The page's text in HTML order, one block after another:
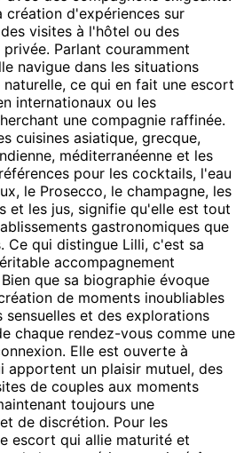
création d'expériences sur
visites à l'hôtel ou des
Parlant couramment
navigue dans les situations
ce qui en fait une escort
internationaux ou les
une compagnie raffinée.
cuisines asiatique, grecque,
méditerranéenne et les
pour les cocktails, l'eau
le Prosecco, le champagne, les
et les jus, signifie qu'elle est tout
gastronomiques que
Ce qui distingue Lilli, c'est sa
accompagnement
que sa biographie évoque
de moments inoubliables
et des explorations
chaque rendez-vous comme une
Elle est ouverte à
apportent un plaisir mutuel, des
de couples aux moments
toujours une
de discrétion. Pour les
escort qui allie maturité et